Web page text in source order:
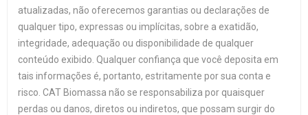
atualizadas, não oferecemos garantias ou declarações de
qualquer tipo, expressas ou implícitas, sobre a exatidão,
integridade, adequação ou disponibilidade de qualquer
conteúdo exibido. Qualquer confiança que você deposita em
tais informações é, portanto, estritamente por sua conta e
risco. CAT Biomassa não se responsabiliza por quaisquer
perdas ou danos, diretos ou indiretos, que possam surgir do